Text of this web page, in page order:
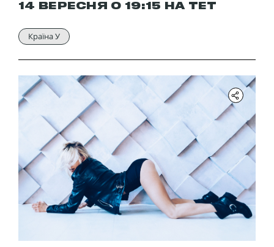
14 ВЕРЕСНЯ О 19:15 НА ТЕТ
Країна У